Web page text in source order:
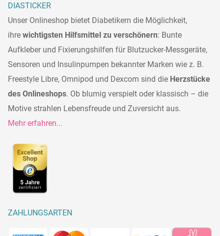
DIASTICKER
Unser Onlineshop bietet Diabetikern die Möglichkeit,
ihre wichtigsten Hilfsmittel zu verschönern: Bunte
Aufkleber und Fixierungshilfen für Blutzucker-Messgeräte,
Sensoren und Insulinpumpen bekannter Marken wie z. B.
Freestyle Libre, Omnipod und Dexcom sind die Herzstücke
des Onlineshops. Ob blumig verspielt oder klassisch – die
Motive strahlen Lebensfreude und Zuversicht aus.
Mehr erfahren...
ZAHLUNGSARTEN